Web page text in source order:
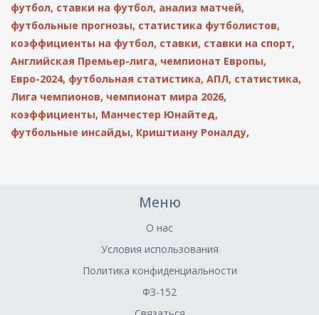
футбол, ставки на футбол, анализ матчей,
футбольные прогнозы, статистика футболистов,
коэффициенты на футбол, ставки, ставки на спорт,
Английская Премьер-лига, чемпионат Европы,
Евро-2024, футбольная статистика, АПЛ, статистика,
Лига чемпионов, чемпионат мира 2026,
коэффициенты, Манчестер Юнайтед,
футбольные инсайды, Криштиану Роналду,
Меню
О нас
Условия использования
Политика конфиденциальности
ФЗ-152